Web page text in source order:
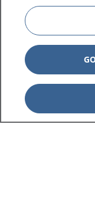
1177 på flera språk
Om 1177
Kontakt